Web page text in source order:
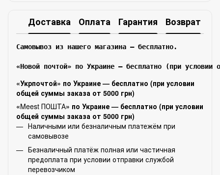
Доставка Оплата Гарантия Возврат
Самовывоз из нашего магазина – бесплатно.
«Новой почтой» по Украине — бесплатно (при условии
«Укрпочтой» по Украине — бесплатно (при условии
общей суммы заказа от 5000 грн)
«Meest ПОШТА» по Украине — бесплатно (при условии
общей суммы заказа от 5000 грн)
Наличными или безналичным платежём при
самовывозе
Безналичный платёж полная или частичная
предоплата при условии отправки службой
перевозчиком